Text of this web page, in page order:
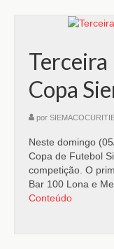
Terceira
Copa
por
Neste domingo
Copa de Futebol
competição. O
Bar 100 Lona e
Conteúdo